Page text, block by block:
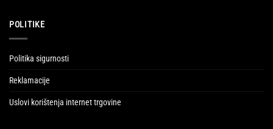
POLITIKE
Politika sigurnosti
Reklamacije
Uslovi korištenja internet trgovine